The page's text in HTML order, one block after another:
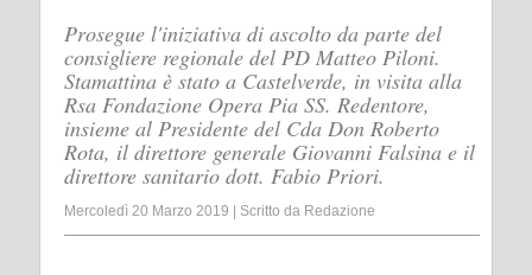
Prosegue l'iniziativa di ascolto da parte del
consigliere regionale del PD Matteo Piloni.
Stamattina è stato a Castelverde, in visita alla
Rsa Fondazione Opera Pia SS. Redentore,
insieme al Presidente del Cda Don Roberto
Rota, il direttore generale Giovanni Falsina e il
direttore sanitario dott. Fabio Priori.
Mercoledì 20 Marzo 2019 Scritto da Redazione